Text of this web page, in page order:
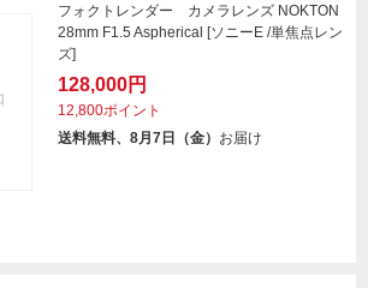
フォクトレンダー カメラレンズ NOKTON
28mm F1.5 Aspherical [ソニーE /単焦点レン
ズ]
128,000円
12,800ポイント
送料無料、8月7日（金） お届け